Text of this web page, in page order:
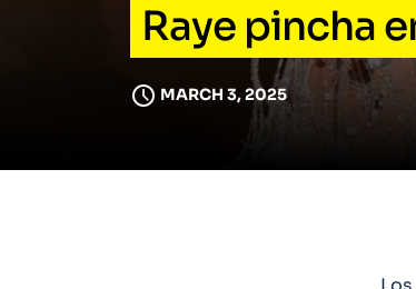
Raye pincha
MARCH 3, 2025